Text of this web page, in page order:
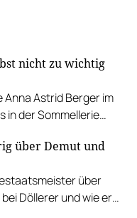
nicht zu wichtig
Astrid Berger im
in der Sommellerie
so cool zu
über Demut und
über
Döllerer und wie er